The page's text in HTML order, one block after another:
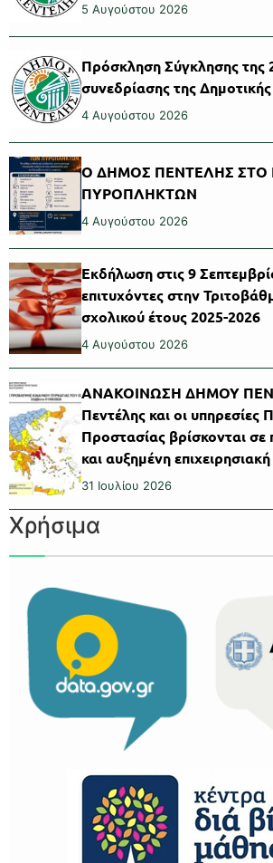
5 Αυγούστου 2026
Πρόσκληση Σύγκλησης της
συνεδρίασης της
4 Αυγούστου 2026
Ο ΔΗΜΟΣ ΠΕΝΤΕΛΗΣ ΣΤΟ
ΠΥΡΟΠΛΗΚΤΩΝ
4 Αυγούστου 2026
Εκδήλωση στις 9
επιτυχόντες στην
σχολικού έτους 2025-2026
4 Αυγούστου 2026
ΑΝΑΚΟΙΝΩΣΗ ΔΗΜΟΥ
Πεντέλης και οι υπηρεσίες
Προστασίας βρίσκονται
και αυξημένη
31 Ιουλίου 2026
Χρήσιμα